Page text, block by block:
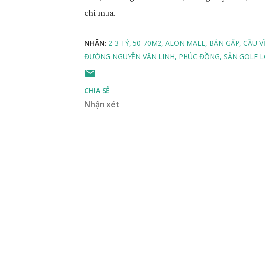
chí mua.
NHÃN: 2-3 TỶ 50-70M2 AEON MALL BÁN GẤP CẦU
ĐƯỜNG NGUYỄN VĂN LINH PHÚC ĐỒNG SÂN GOLF
CHIA SẺ
Nhận xét